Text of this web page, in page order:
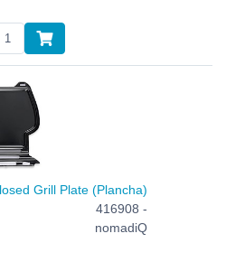
Grill Plate (Plancha)
416908 -
nomadiQ